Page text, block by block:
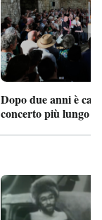
Dopo due anni è
concerto più lungo